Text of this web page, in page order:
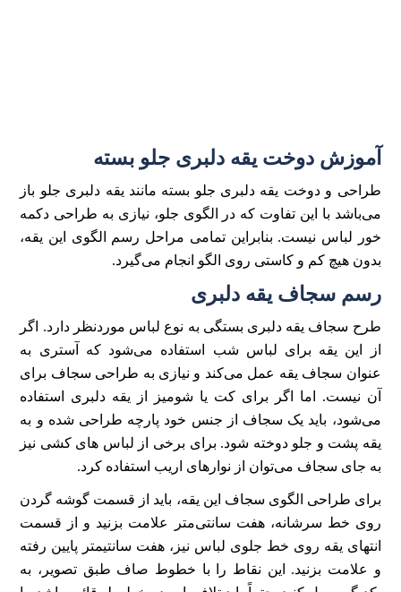
آموزش دوخت یقه دلبری جلو بسته
طراحی و دوخت یقه دلبری جلو بسته مانند یقه دلبری جلو باز
می‌باشد با این تفاوت که در الگوی جلو، نیازی به طراحی دکمه
خور لباس نیست. بنابراین تمامی مراحل رسم الگوی این یقه،
بدون هیچ کم و کاستی روی الگو انجام می‌گیرد.
رسم سجاف یقه دلبری
طرح سجاف یقه دلبری بستگی به نوع لباس موردنظر دارد. اگر
از این یقه برای لباس شب استفاده می‌شود که آستری به
عنوان سجاف یقه عمل می‌کند و نیازی به طراحی سجاف برای
آن نیست. اما اگر برای کت یا شومیز از یقه دلبری استفاده
می‌شود، باید یک سجاف از جنس خود پارچه طراحی شده و به
یقه پشت و جلو دوخته شود. برای برخی از لباس های کشی نیز
به جای سجاف می‌توان از نوارهای اریب استفاده کرد.
برای طراحی الگوی سجاف این یقه، باید از قسمت گوشه گردن
روی خط سرشانه، هفت سانتی‌متر علامت بزنید و از قسمت
انتهای یقه روی خط جلوی لباس نیز، هفت سانتیمتر پایین رفته
و علامت بزنید. این نقاط را با خطوط صاف طبق تصویر، به